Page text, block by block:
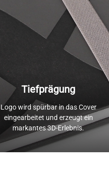
Tiefprägung
Logo wird spürbar in das Cover
eingearbeitet und erzeugt ein
markantes 3D-Erlebnis.